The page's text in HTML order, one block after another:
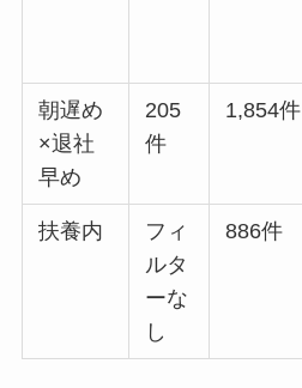
朝遅め
×退社
早め
205
件
1,854件
扶養内
フィ
ルタ
ーな
し
886件